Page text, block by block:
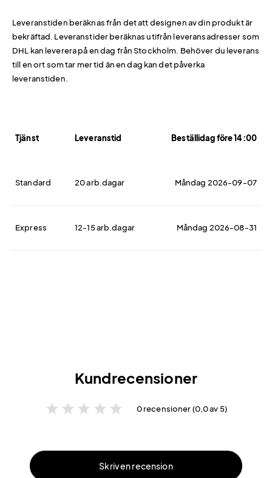
Leveranstiden beräknas från det att designen av din produkt är
bekräftad. Leveranstider beräknas utifrån leveransadresser som
DHL kan leverera på en dag från Stockholm. Behöver du leverans
till en ort som tar mer tid än en dag kan det påverka
leveranstiden.
Tjänst Leveranstid Beställidag före 14:00
Standard 20 arb.dagar Måndag 2026-09-07
Express 12-15 arb.dagar Måndag 2026-08-31
Kundrecensioner
star star star star star 0 recensioner (0,0 av 5)
Skriv en recension